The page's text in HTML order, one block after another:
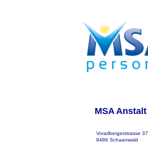
MSA Anstalt
Vorarlbergerstrasse 37
9486 Schaanwald